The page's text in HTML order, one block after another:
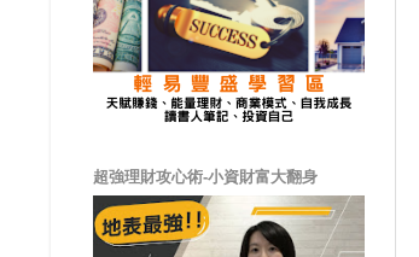
超強理財攻心術-小資財富大翻身